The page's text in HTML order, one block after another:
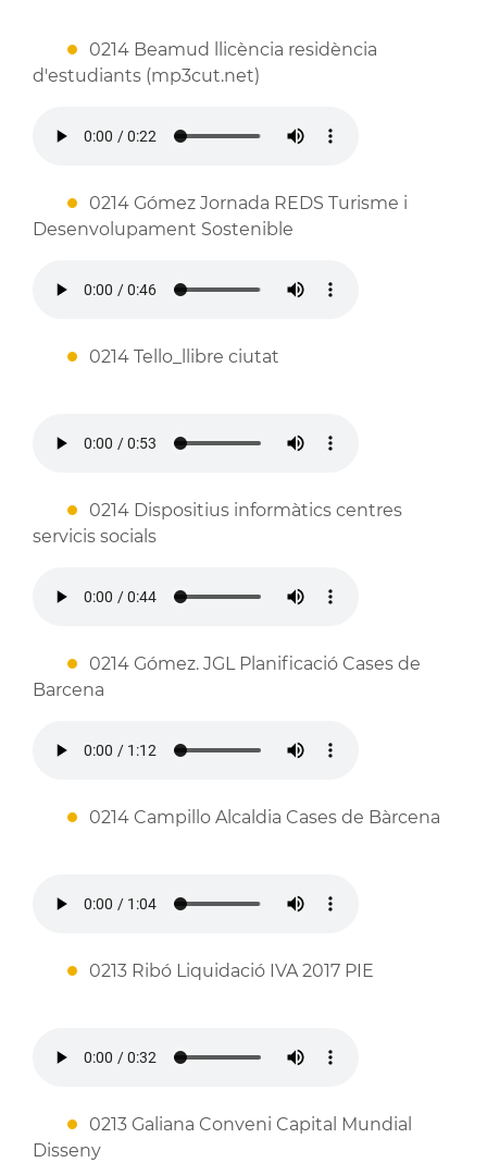
0214 Beamud llicència residència
d'estudiants (mp3cut.net)
0214 Gómez Jornada REDS Turisme i
Desenvolupament Sostenible
0214 Tello_llibre ciutat
0214 Dispositius informàtics centres
servicis socials
0214 Gómez. JGL Planificació Cases de
Barcena
0214 Campillo Alcaldia Cases de Bàrcena
0213 Ribó Liquidació IVA 2017 PIE
0213 Galiana Conveni Capital Mundial
Disseny